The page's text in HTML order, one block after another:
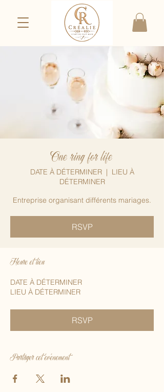
One ring for life
DATE À DÉTERMINER
  |
LIEU À
DÉTERMINER
Entreprise organisant différents mariages.
RSVP
Heure et lieu
DATE À DÉTERMINER
LIEU À DÉTERMINER
RSVP
Partager cet événement